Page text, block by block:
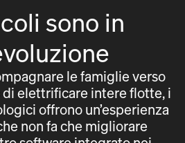
sono in
le famiglie verso
di elettrificare intere flotte, i
offrono un’esperienza
non fa che migliorare